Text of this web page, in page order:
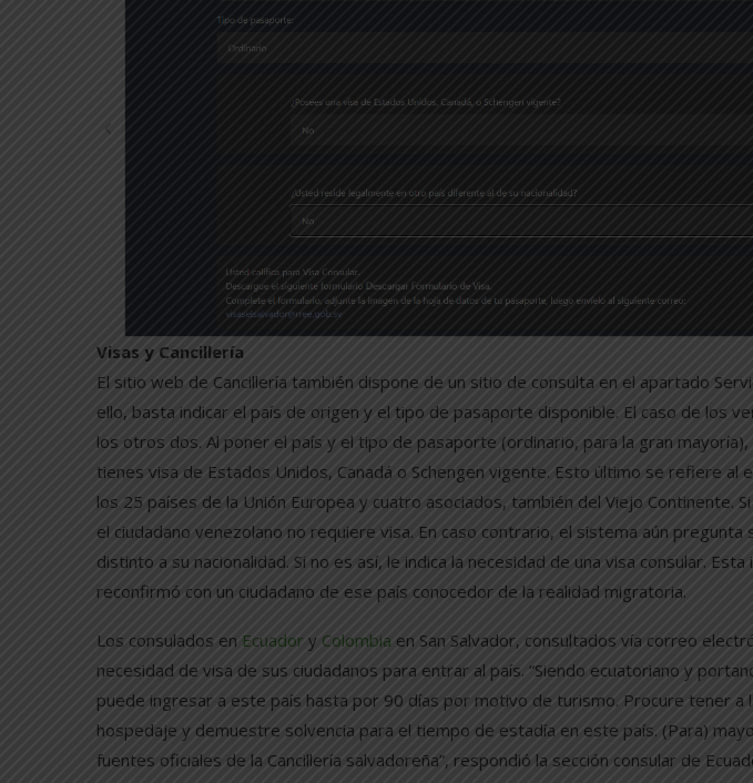
Visas y Cancillería
El sitio web de Cancillería también dispone de un sitio de consulta en el apartado
ello, basta indicar el país de origen y el tipo de pasaporte disponible. El caso de los
los otros dos. Al poner el país y el tipo de pasaporte (ordinario, para la gran
tienes visa de Estados Unidos, Canadá o Schengen vigente. Esto último se refiere al
los 25 países de la Unión Europea y cuatro asociados, también del Viejo Continente.
el ciudadano venezolano no requiere visa. En caso contrario, el sistema aún pregunta
distinto a su nacionalidad. Si no es así, le indica la necesidad de una visa consular.
reconfirmó con un ciudadano de ese país conocedor de la realidad migratoria.
Los consulados en Ecuador y Colombia en San Salvador, consultados vía correo
necesidad de visa de sus ciudadanos para entrar al país. “Siendo ecuatoriano y
puede ingresar a este país hasta por 90 días por motivo de turismo. Procure tener a
hospedaje y demuestre solvencia para el tiempo de estadía en este país. (Para)
fuentes oficiales de la Cancillería salvadoreña”, respondió la sección consular de